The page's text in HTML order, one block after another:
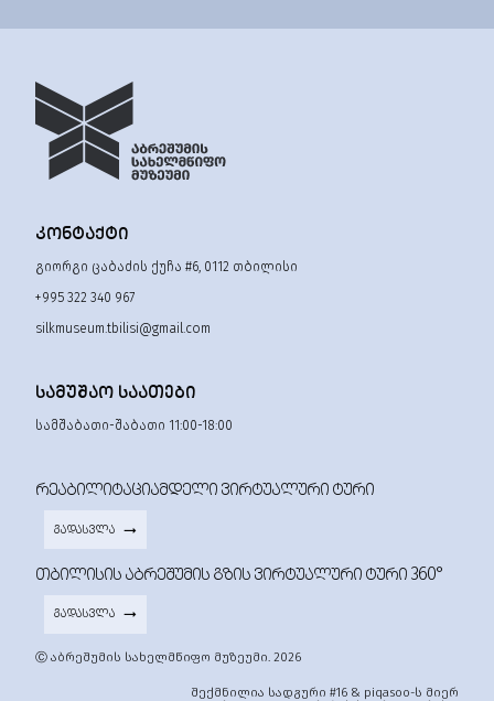
ᲙᲝᲜᲢᲐᲥᲢᲘ
გიორგი ცაბაძის ქუჩა #6, 0112 თბილისი
+995 322 340 967
silkmuseum.tbilisi@gmail.com
ᲡᲐᲛᲣᲨᲐᲝ ᲡᲐᲐᲗᲔᲑᲘ
სამშაბათი-შაბათი 11:00-18:00
ᲠᲔᲐᲑᲘᲚᲘᲢᲐᲪᲘᲐᲛᲓᲔᲚᲘ ᲕᲘᲠᲢᲣᲐᲚᲣᲠᲘ ᲢᲣᲠᲘ
ᲒᲐᲓᲐᲡᲕᲚᲐ
ᲗᲑᲘᲚᲘᲡᲘᲡ ᲐᲑᲠᲔᲨᲣᲛᲘᲡ ᲒᲖᲘᲡ ᲕᲘᲠᲢᲣᲐᲚᲣᲠᲘ ᲢᲣᲠᲘ 360°
ᲒᲐᲓᲐᲡᲕᲚᲐ
Ⓒ აბრეშუმის სახელმწიფო მუზეუმი. 2026
შექმნილია სადგური #16 & piqasoo-ს მიერ